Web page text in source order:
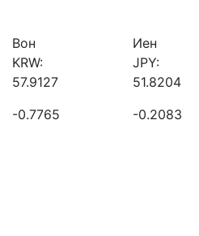
Вон
KRW:
57.9127
-0.7765
Иен
JPY:
51.8204
-0.2083